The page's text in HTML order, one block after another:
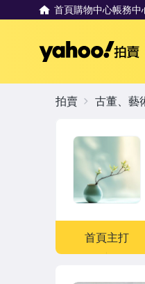
首頁購物中心帳務中
首頁主打
拍賣 古董、藝